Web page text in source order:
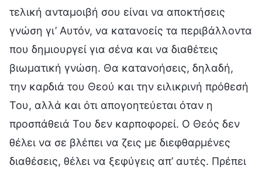
τελική ανταμοιβή σου είναι να αποκτήσεις
γνώση γι’ Αυτόν, να κατανοείς τα περιβάλλοντα
που δημιουργεί για σένα και να διαθέτεις
βιωματική γνώση. Θα κατανοήσεις, δηλαδή,
την καρδιά του Θεού και την ειλικρινή πρόθεσή
Του, αλλά και ότι απογοητεύεται όταν η
προσπάθειά Του δεν καρποφορεί. Ο Θεός δεν
θέλει να σε βλέπει να ζεις με διεφθαρμένες
διαθέσεις, θέλει να ξεφύγεις απ’ αυτές. Πρέπει